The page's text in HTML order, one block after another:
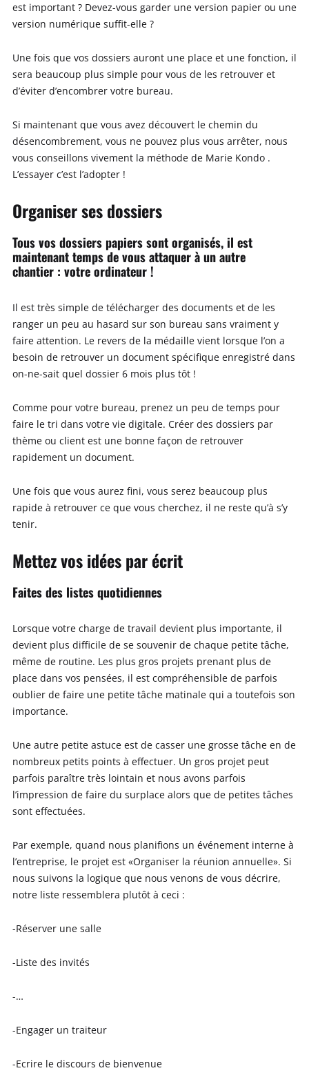
est important ? Devez-vous garder une version papier ou une
version numérique suffit-elle ?
Une fois que vos dossiers auront une place et une fonction, il
sera beaucoup plus simple pour vous de les retrouver et
d’éviter d’encombrer votre bureau.
Si maintenant que vous avez découvert le chemin du
désencombrement, vous ne pouvez plus vous arrêter, nous
vous conseillons vivement la méthode de Marie Kondo .
L’essayer c’est l’adopter !
Organiser ses dossiers
Tous vos dossiers papiers sont organisés, il est
maintenant temps de vous attaquer à un autre
chantier : votre ordinateur !
Il est très simple de télécharger des documents et de les
ranger un peu au hasard sur son bureau sans vraiment y
faire attention. Le revers de la médaille vient lorsque l’on a
besoin de retrouver un document spécifique enregistré dans
on-ne-sait quel dossier 6 mois plus tôt !
Comme pour votre bureau, prenez un peu de temps pour
faire le tri dans votre vie digitale. Créer des dossiers par
thème ou client est une bonne façon de retrouver
rapidement un document.
Une fois que vous aurez fini, vous serez beaucoup plus
rapide à retrouver ce que vous cherchez, il ne reste qu’à s’y
tenir.
Mettez vos idées par écrit
Faites des listes quotidiennes
Lorsque votre charge de travail devient plus importante, il
devient plus difficile de se souvenir de chaque petite tâche,
même de routine. Les plus gros projets prenant plus de
place dans vos pensées, il est compréhensible de parfois
oublier de faire une petite tâche matinale qui a toutefois son
importance.
Une autre petite astuce est de casser une grosse tâche en de
nombreux petits points à effectuer. Un gros projet peut
parfois paraître très lointain et nous avons parfois
l’impression de faire du surplace alors que de petites tâches
sont effectuées.
Par exemple, quand nous planifions un événement interne à
l’entreprise, le projet est «Organiser la réunion annuelle». Si
nous suivons la logique que nous venons de vous décrire,
notre liste ressemblera plutôt à ceci :
-Réserver une salle
-Liste des invités
-…
-Engager un traiteur
-Ecrire le discours de bienvenue